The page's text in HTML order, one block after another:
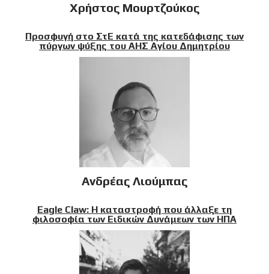
Χρήστος Μουρτζούκος
Προσφυγή στο ΣτΕ κατά της κατεδάφισης των
πύργων ψύξης του ΑΗΣ Αγίου Δημητρίου
Ανδρέας Λιούμπας
Eagle Claw: Η καταστροφή που άλλαξε τη
φιλοσοφία των Ειδικών Δυνάμεων των ΗΠΑ